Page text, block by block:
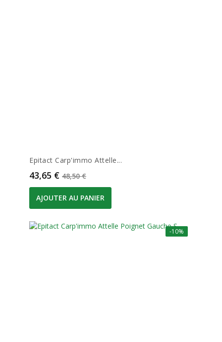
Epitact Carp'immo Attelle...
Prix
43,65 € Prix de base
48,50 €
AJOUTER AU PANIER
-10%